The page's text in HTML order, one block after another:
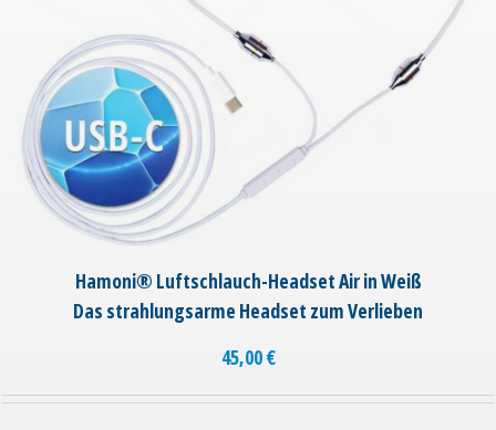
Hamoni® Luftschlauch-Headset Air in Weiß
Das strahlungsarme Headset zum Verlieben
45,00€